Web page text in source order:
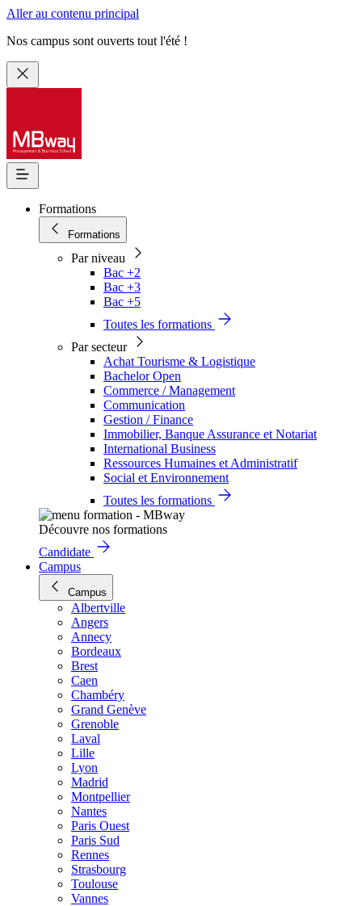
Aller au contenu principal
Nos campus sont ouverts tout l'été !
Formations
Formations
Par niveau
Bac +2
Bac +3
Bac +5
Toutes les formations
Par secteur
Achat Tourisme & Logistique
Bachelor Open
Commerce / Management
Communication
Gestion / Finance
Immobilier, Banque Assurance et Notariat
International Business
Ressources Humaines et Administratif
Social et Environnement
Toutes les formations
Découvre nos formations
Candidate
Campus
Campus
Albertville
Angers
Annecy
Bordeaux
Brest
Caen
Chambéry
Grand Genève
Grenoble
Laval
Lille
Lyon
Madrid
Montpellier
Nantes
Paris Ouest
Paris Sud
Rennes
Strasbourg
Toulouse
Vannes